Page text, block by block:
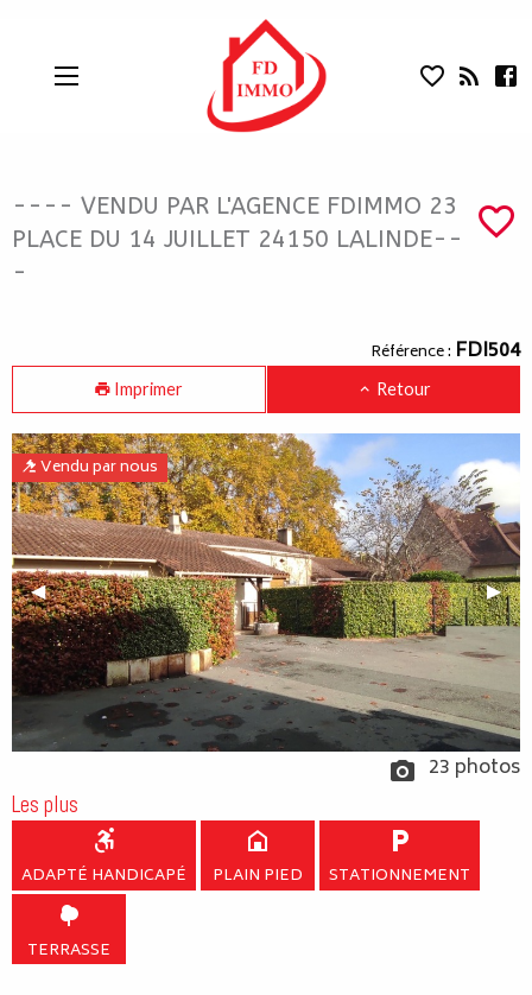
---- VENDU PAR L'AGENCE
Liens
---- VENDU PAR L'AGENCE FDIMMO 23
PLACE DU 14 JUILLET 24150 LALINDE--
-
Référence : FDI504
Imprimer Retour
Vendu par nous
Previous Slide
◀︎ ▶︎
23 photos
Les plus
ADAPTÉ HANDICAPÉ PLAIN PIED STATIONNEMENT
TERRASSE